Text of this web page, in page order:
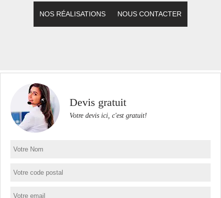
NOS RÉALISATIONS NOUS CONTACTER
Devis gratuit
Votre devis ici, c'est gratuit!